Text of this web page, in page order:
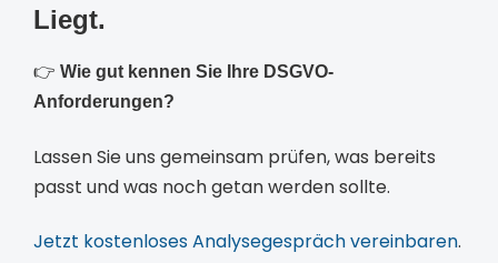
Liegt.
👉 Wie gut kennen Sie Ihre DSGVO-
Anforderungen?
Lassen Sie uns gemeinsam prüfen, was bereits
passt und was noch getan werden sollte.
Jetzt kostenloses Analysegespräch vereinbaren.